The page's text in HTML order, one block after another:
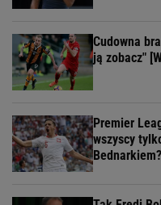
Cudowna
ją zobacz"
Premier
wszyscy
Bednarkiem?